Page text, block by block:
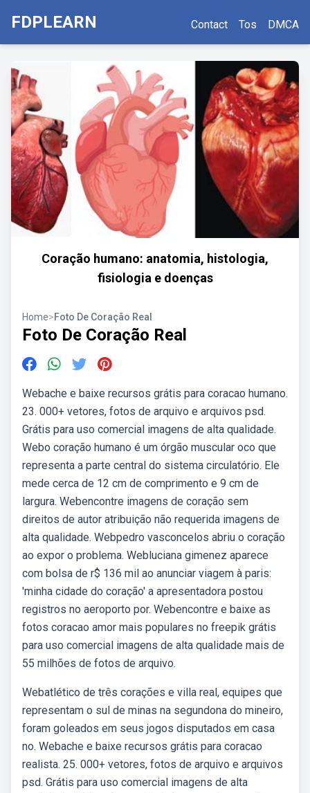
FDPLEARN Contact Tos DMCA
Coração humano: anatomia, histologia,
fisiologia e doenças
Home>Foto De Coração Real
Foto De Coração Real
Webache e baixe recursos grátis para coracao humano.
23. 000+ vetores, fotos de arquivo e arquivos psd.
Grátis para uso comercial imagens de alta qualidade.
Webo coração humano é um órgão muscular oco que
representa a parte central do sistema circulatório. Ele
mede cerca de 12 cm de comprimento e 9 cm de
largura. Webencontre imagens de coração sem
direitos de autor atribuição não requerida imagens de
alta qualidade. Webpedro vasconcelos abriu o coração
ao expor o problema. Webluciana gimenez aparece
com bolsa de r$ 136 mil ao anunciar viagem à paris:
'minha cidade do coração' a apresentadora postou
registros no aeroporto por. Webencontre e baixe as
fotos coracao amor mais populares no freepik grátis
para uso comercial imagens de alta qualidade mais de
55 milhões de fotos de arquivo.
Webatlético de três corações e villa real, equipes que
representam o sul de minas na segundona do mineiro,
foram goleados em seus jogos disputados em casa
no. Webache e baixe recursos grátis para coracao
realista. 25. 000+ vetores, fotos de arquivo e arquivos
psd. Grátis para uso comercial imagens de alta